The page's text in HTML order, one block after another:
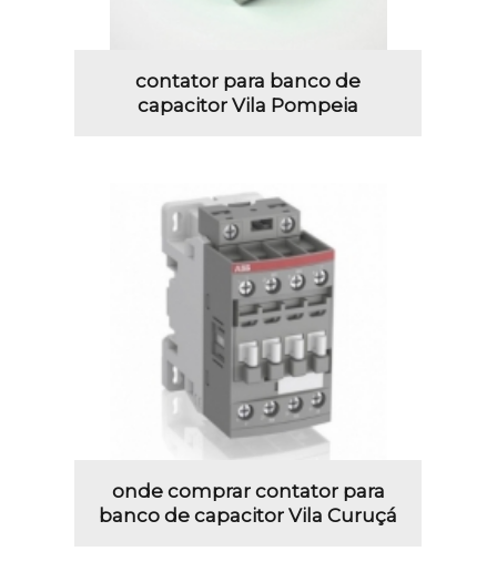
contator para banco de
capacitor Vila Pompeia
onde comprar contator para
banco de capacitor Vila Curuçá